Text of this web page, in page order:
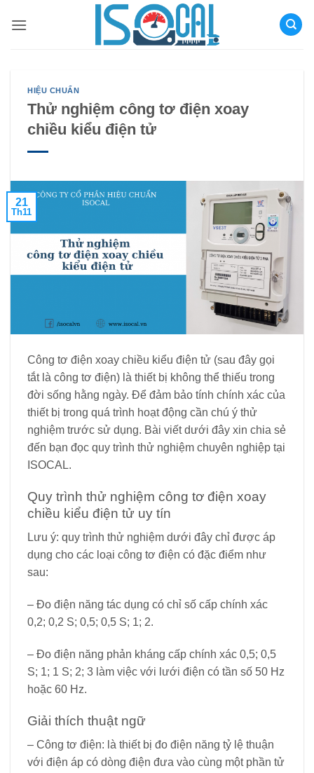
qua
HIỆU CHUẨN
Thử nghiệm công tơ điện xoay
chiều kiểu điện tử
21
Th11
Công tơ điện xoay chiều kiểu điện tử (sau đây gọi
tắt là công tơ điện) là thiết bị không thể thiếu trong
đời sống hằng ngày. Để đảm bảo tính chính xác của
thiết bị trong quá trình hoạt động cần chú ý thử
nghiệm trước sử dụng. Bài viết dưới đây xin chia sẻ
đến bạn đọc quy trình thử nghiệm chuyên nghiệp tại
ISOCAL.
Quy trình thử nghiệm công tơ điện xoay
chiều kiểu điện tử uy tín
Lưu ý: quy trình thử nghiệm dưới đây chỉ được áp
dụng cho các loại công tơ điện có đặc điểm như
sau:
– Đo điện năng tác dụng có chỉ số cấp chính xác
0,2; 0,2 S; 0,5; 0,5 S; 1; 2.
– Đo điện năng phản kháng cấp chính xác 0,5; 0,5
S; 1; 1 S; 2; 3 làm việc với lưới điện có tần số 50 Hz
hoặc 60 Hz.
Giải thích thuật ngữ
– Công tơ điện: là thiết bị đo điện năng tỷ lệ thuận
với điện áp có dòng điện đưa vào cùng một phần tử